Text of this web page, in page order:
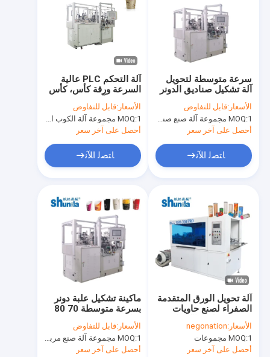
الصفحة الرئيسية
منتجات
جولة في المعمل
مراقبة الجودة
اتصل بنا
اطلب اقتباس
News
التلقائي آلة الكوب الورقي
ماكينة الورق الشاي صنع كوب
ورقة فنجان القهوة ماكينة
آلة التحكم PLC عالية
السرعة ورقة كأس، كأس
ورق صنع آلة
الأسعار:قابل للتفاوض
MOQ:1 مجموعة آلة الكوب الورقي
أحصل على آخر سعر
ﺎﺘﺼﻟ ﺍﻶﻧ
سرعة متوسطة لتحويل
آلة تشكيل صناديق الدونر
70 80 قطعة/دقيقة
الأسعار:قابل للتفاوض
MOQ:1 مجموعة آلة صنع صندوق الدونر
أحصل على آخر سعر
ﺎﺘﺼﻟ ﺍﻶﻧ
ماكينة تشكيل علبة دونر
بسرعة متوسطة 70 80
قطعة / دقيقة
الأسعار:قابل للتفاوض
MOQ:1 مجموعة آلة صنع مربع دونر
أحصل على آخر سعر
آلة تحويل الورق المتقدمة
الصفراء لصنع حاويات
ورقية متجلفة بالكامل من
الفيلم PE
الأسعار:negonation
MOQ:1 مجموعات
أحصل على آخر سعر